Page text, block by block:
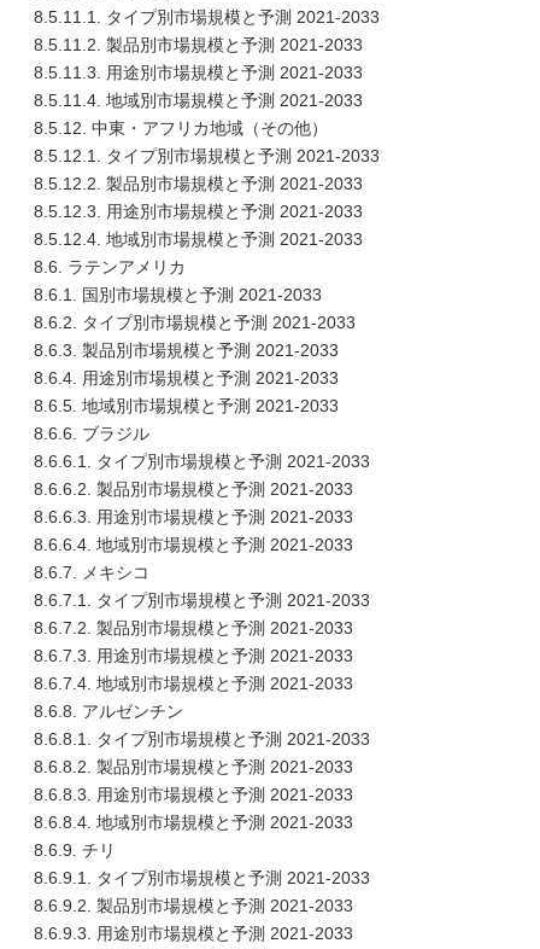
8.5.11.1. タイプ別市場規模と予測 2021-2033
8.5.11.2. 製品別市場規模と予測 2021-2033
8.5.11.3. 用途別市場規模と予測 2021-2033
8.5.11.4. 地域別市場規模と予測 2021-2033
8.5.12. 中東・アフリカ地域（その他）
8.5.12.1. タイプ別市場規模と予測 2021-2033
8.5.12.2. 製品別市場規模と予測 2021-2033
8.5.12.3. 用途別市場規模と予測 2021-2033
8.5.12.4. 地域別市場規模と予測 2021-2033
8.6. ラテンアメリカ
8.6.1. 国別市場規模と予測 2021-2033
8.6.2. タイプ別市場規模と予測 2021-2033
8.6.3. 製品別市場規模と予測 2021-2033
8.6.4. 用途別市場規模と予測 2021-2033
8.6.5. 地域別市場規模と予測 2021-2033
8.6.6. ブラジル
8.6.6.1. タイプ別市場規模と予測 2021-2033
8.6.6.2. 製品別市場規模と予測 2021-2033
8.6.6.3. 用途別市場規模と予測 2021-2033
8.6.6.4. 地域別市場規模と予測 2021-2033
8.6.7. メキシコ
8.6.7.1. タイプ別市場規模と予測 2021-2033
8.6.7.2. 製品別市場規模と予測 2021-2033
8.6.7.3. 用途別市場規模と予測 2021-2033
8.6.7.4. 地域別市場規模と予測 2021-2033
8.6.8. アルゼンチン
8.6.8.1. タイプ別市場規模と予測 2021-2033
8.6.8.2. 製品別市場規模と予測 2021-2033
8.6.8.3. 用途別市場規模と予測 2021-2033
8.6.8.4. 地域別市場規模と予測 2021-2033
8.6.9. チリ
8.6.9.1. タイプ別市場規模と予測 2021-2033
8.6.9.2. 製品別市場規模と予測 2021-2033
8.6.9.3. 用途別市場規模と予測 2021-2033